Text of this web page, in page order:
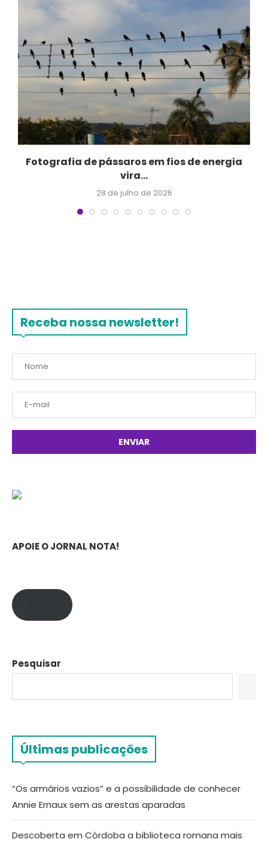
Fotografia de pássaros em fios de energia
vira...
28 de julho de 2026
Receba nossa newsletter!
APOIE O JORNAL NOTA!
Pesquisar
Últimas publicações
“Os armários vazios” e a possibilidade de conhecer
Annie Ernaux sem as arestas aparadas
Descoberta em Córdoba a biblioteca romana mais